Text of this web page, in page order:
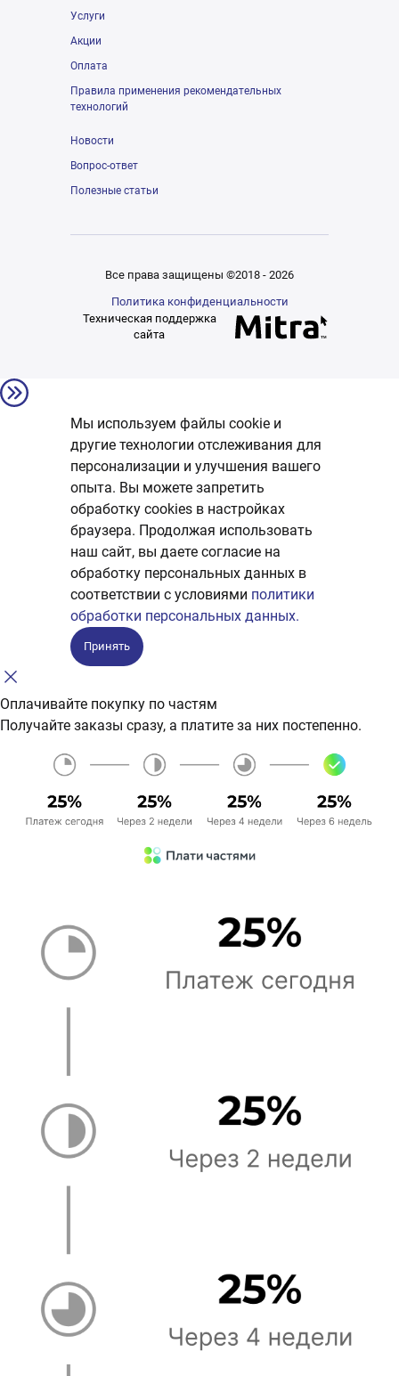
Услуги
Акции
Оплата
Правила применения рекомендательных
технологий
Новости
Вопрос-ответ
Полезные статьи
Все права защищены ©2018 - 2026
Политика конфиденциальности
Техническая поддержка
сайта
Мы используем файлы cookie и
другие технологии отслеживания для
персонализации и улучшения вашего
опыта. Вы можете запретить
обработку сookies в настройках
браузера. Продолжая использовать
наш сайт, вы даете согласие на
обработку персональных данных в
соответствии с условиями политики
обработки персональных данных.
Принять
Оплачивайте покупку по частям
Получайте заказы сразу, а платите за них постепенно.